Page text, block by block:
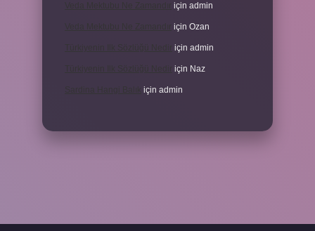
için admin
için Ozan
için admin
için Naz
için admin